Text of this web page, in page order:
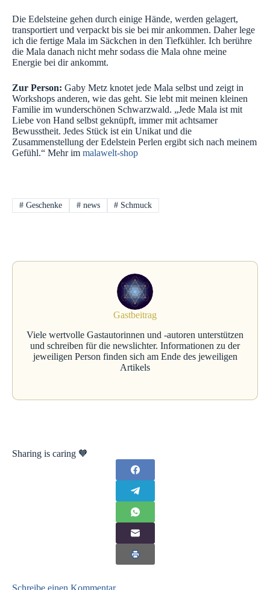
Die Edelsteine gehen durch einige Hände, werden gelagert,
transportiert und verpackt bis sie bei mir ankommen. Daher lege
ich die fertige Mala im Säckchen in den Tiefkühler. Ich berühre
die Mala danach nicht mehr sodass die Mala ohne meine
Energie bei dir ankommt.
Zur Person: Gaby Metz knotet jede Mala selbst und zeigt in
Workshops anderen, wie das geht. Sie lebt mit meinen kleinen
Familie im wunderschönen Schwarzwald. „Jede Mala ist mit
Liebe von Hand selbst geknüpft, immer mit achtsamer
Bewusstheit. Jedes Stück ist ein Unikat und die
Zusammenstellung der Edelstein Perlen ergibt sich nach meinem
Gefühl.“ Mehr im malawelt-shop
#Geschenke #news # Schmuck
Sharing is caring 🧡
Gastbeitrag
Viele wertvolle Gastautorinnen und -autoren unterstützen
und schreiben für die newslichter. Informationen zu der
jeweiligen Person finden sich am Ende des jeweiligen
Artikels